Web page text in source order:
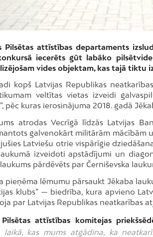
Pilsētas attīstības departaments
iecerēts gūt labāko
vides objektam, kas tajā tiktu
kopš Latvijas Republikas
veltītas vietas izveidi
pēc kuras ierosinājuma 2018. gadā
atrodas Vecrīgā līdzās Latvijas
galvenokārt militārām mācībām
Latviešu otrie vispārīgie
izveidoti apstādījumi un
pārdēvēts par Černiševska
pieņēma lēmumu pārsaukt Jēkaba
klubs” — biedrība, kura apvieno
par Latvijas Republikas neatkarības
Pilsētas attīstības komitejas
laikā, kas mums atgādina, ka